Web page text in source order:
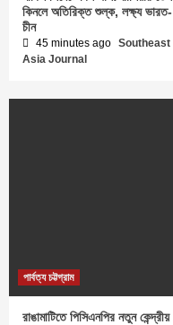
কিনলে অতিরিক্ত শুল্ক, লক্ষ্য ভারত-
চীন
45 minutes ago Southeast
Asia Journal
পার্বত্য চট্টগ্রাম
রাঙামাটিতে পিসিএনপির নতুন কেন্দ্রীয়